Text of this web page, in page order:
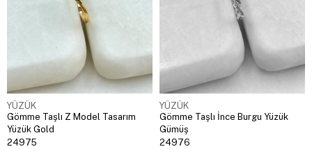
YÜZÜK
Gömme Taşlı Z Model Tasarım
Yüzük Gold
24975
YÜZÜK
Gömme Taşlı İnce Burgu Yüzük
Gümüş
24976